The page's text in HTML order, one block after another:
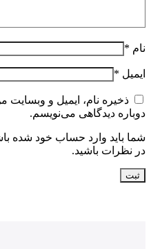
نام *
ایمیل *
ذخیره نام، ایمیل و وبسایت
دوباره دیدگاهی می‌نویسم.
شما باید وارد حساب خود شده
در نظرات باشید.